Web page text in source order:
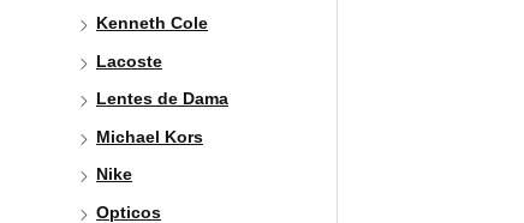
Kenneth Cole
Lacoste
Lentes de Dama
Michael Kors
Nike
Opticos